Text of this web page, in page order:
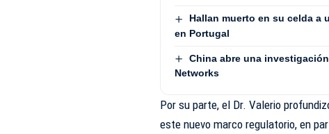
Hallan muerto en su celda a
en Portugal
China abre una
Networks
Por su parte, el Dr. Valerio
este nuevo marco regulatorio, en